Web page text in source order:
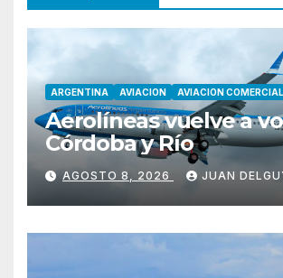
ARGENTINA AVIACION AVIACION COMERCIAL
Aerolíneas vuelve a
Córdoba y Río
AGOSTO 8, 2026 JUAN